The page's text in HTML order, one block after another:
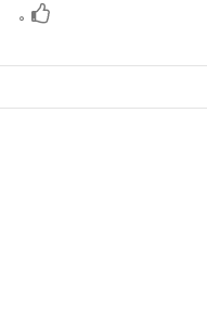
۰